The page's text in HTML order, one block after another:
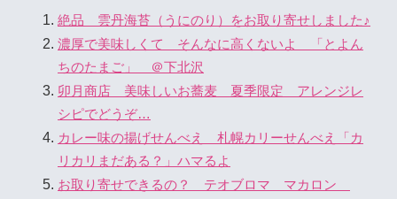
絶品 雲丹海苔（うにのり）をお取り寄せしました♪
濃厚で美味しくて そんなに高くないよ 「とよん
ちのたまご」 ＠下北沢
卯月商店 美味しいお蕎麦 夏季限定 アレンジレ
シピでどうぞ…
カレー味の揚げせんべえ 札幌カリーせんべえ「カ
リカリまだある？」ハマるよ
お取り寄せできるの？ テオブロマ マカロン